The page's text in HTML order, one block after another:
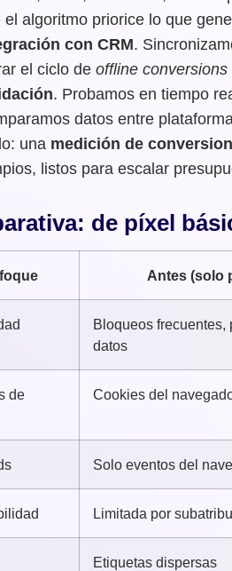
el algoritmo priorice lo que
con CRM.
el ciclo de offline conversions
. Probamos en tiempo
datos entre
una medición de
listos para escalar
de píxel
Antes (solo
Bloqueos frecuentes,
datos
de
Cookies del
Solo eventos del
Limitada por
Etiquetas dispersas